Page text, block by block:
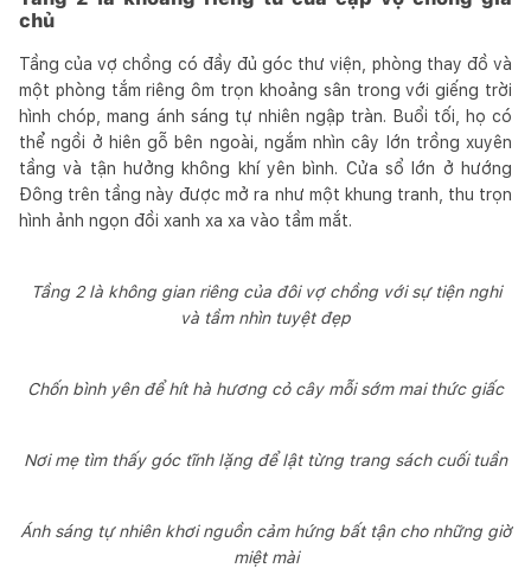
chủ
Tầng của vợ chồng có đầy đủ góc thư viện, phòng thay đồ và
một phòng tắm riêng ôm trọn khoảng sân trong với giếng trời
hình chóp, mang ánh sáng tự nhiên ngập tràn. Buổi tối, họ có
thể ngồi ở hiên gỗ bên ngoài, ngắm nhìn cây lớn trồng xuyên
tầng và tận hưởng không khí yên bình. Cửa sổ lớn ở hướng
Đông trên tầng này được mở ra như một khung tranh, thu trọn
hình ảnh ngọn đồi xanh xa xa vào tầm mắt.
Tầng 2 là không gian riêng của đôi vợ chồng với sự tiện nghi
và tầm nhìn tuyệt đẹp
Chốn bình yên để hít hà hương cỏ cây mỗi sớm mai thức giấc
Nơi mẹ tìm thấy góc tĩnh lặng để lật từng trang sách cuối tuần
Ánh sáng tự nhiên khơi nguồn cảm hứng bất tận cho những giờ
miệt mài